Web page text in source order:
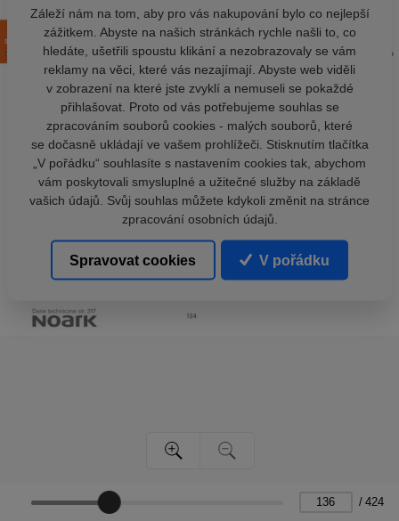
/ 424
Záleží nám na tom, aby pro vás nakupování bylo co nejlepší
zážitkem. Abyste na našich stránkách rychle našli to, co
hledáte, ušetřili spoustu klikání a nezobrazovaly se vám
reklamy na věci, které vás nezajímají. Abyste web viděli
v zobrazení na které jste zvyklí a nemuseli se pokaždé
přihlašovat. Proto od vás potřebujeme souhlas se
zpracováním souborů cookies - malých souborů, které
se dočasně ukládají ve vašem prohlížeči. Stisknutím tlačítka
„V pořádku“ souhlasíte s nastavením cookies tak, abychom
vám poskytovali smysluplné a užitečné služby na základě
vašich údajů. Svůj souhlas můžete kdykoli změnit na stránce
zpracování osobních údajů.
Spravovat cookies V pořádku